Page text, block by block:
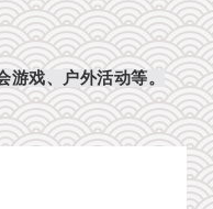
戏、户外活动等。